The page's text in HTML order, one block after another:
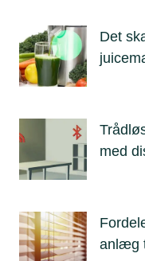
Det
med
anlæg